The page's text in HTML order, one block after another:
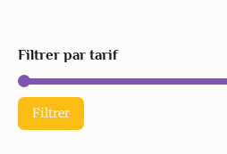
Filtrer par tarif
Filtrer